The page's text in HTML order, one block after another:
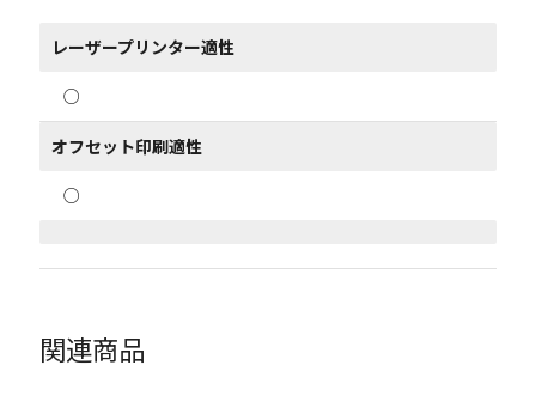
レーザープリンター適性
○
オフセット印刷適性
○
関連商品